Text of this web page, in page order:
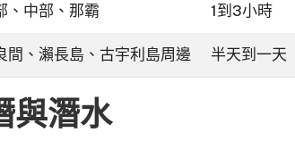
、中部、那霸 1到3小時
間、瀨長島、古宇利島周邊 半天到一天
與潛水